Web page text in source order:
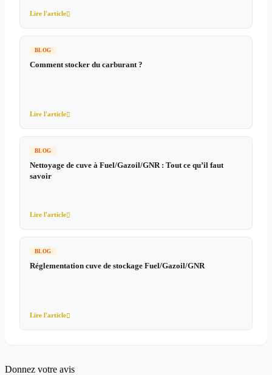
Lire l'article
BLOG
Comment stocker du carburant ?
Lire l'article
BLOG
Nettoyage de cuve à Fuel/Gazoil/GNR : Tout ce qu’il faut
savoir
Lire l'article
BLOG
Réglementation cuve de stockage Fuel/Gazoil/GNR
Lire l'article
Donnez votre avis